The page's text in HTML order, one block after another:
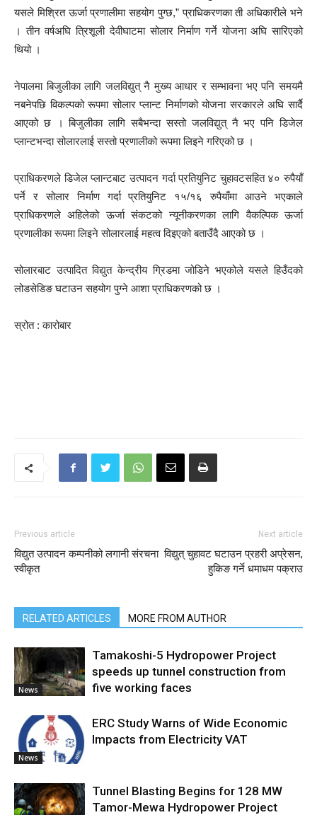
यसले मिश्रित ऊर्जा प्रणालीमा सहयोग पुग्छ,” प्राधिकरणका ती अधिकारीले भने
। तीन वर्षअघि त्रिशूली देवीघाटमा सोलार निर्माण गर्ने योजना अघि सारिएको
थियो ।
नेपालमा बिजुलीका लागि जलविद्युत् नै मुख्य आधार र सम्भावना भए पनि समयमै
नबनेपछि विकल्पको रूपमा सोलार प्लान्ट निर्माणको योजना सरकारले अघि सार्दै
आएको छ । बिजुलीका लागि सबैभन्दा सस्तो जलविद्युत् नै भए पनि डिजेल
प्लान्टभन्दा सोलारलाई सस्तो प्रणालीको रूपमा लिइने गरिएको छ ।
प्राधिकरणले डिजेल प्लान्टबाट उत्पादन गर्दा प्रतियुनिट चुहावटसहित ४० रुपैयाँ
पर्ने र सोलार निर्माण गर्दा प्रतियुनिट १५/१६ रुपैयाँमा आउने भएकाले
प्राधिकरणले अहिलेको ऊर्जा संकटको न्यूनीकरणका लागि वैकल्पिक ऊर्जा
प्रणालीका रूपमा लिइने सोलारलाई महत्व दिइएको बताउँदै आएको छ ।
सोलारबाट उत्पादित विद्युत केन्द्रीय ग्रिडमा जोडिने भएकोले यसले हिउँदको
लोडसेडिङ घटाउन सहयोग पुग्ने आशा प्राधिकरणको छ ।
स्रोत : कारोबार
Previous article
विद्युत उत्पादन कम्पनीको लगानी संरचना
स्वीकृत
Next article
विद्युत् चुहावट घटाउन प्रहरी अप्रेसन,
हुकिङ गर्ने धमाधम पक्राउ
RELATED ARTICLES MORE FROM AUTHOR
News
Tamakoshi-5 Hydropower Project
speeds up tunnel construction from
five working faces
News
ERC Study Warns of Wide Economic
Impacts from Electricity VAT
Tunnel Blasting Begins for 128 MW
Tamor-Mewa Hydropower Project